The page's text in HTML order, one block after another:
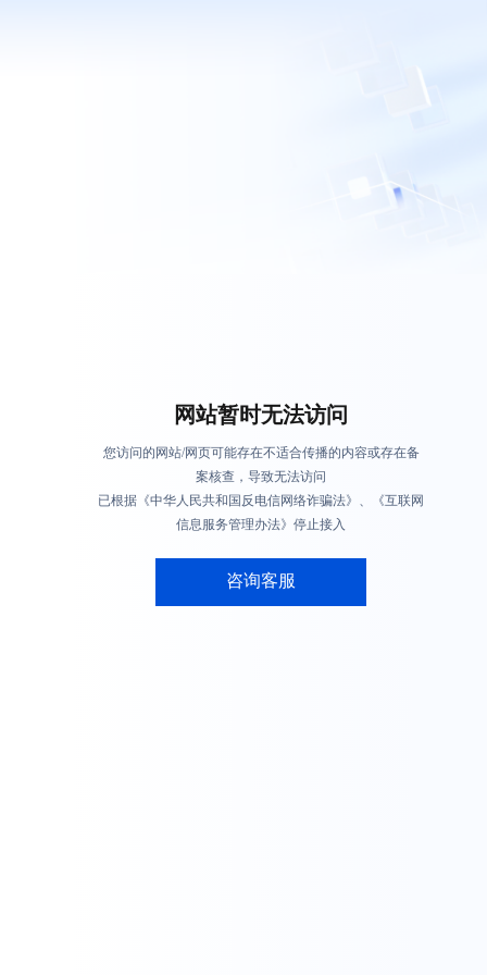
网站暂时无法访问
您访问的网站/网页可能存在不适合传播的内容或存在备
案核查，导致无法访问
已根据《中华人民共和国反电信网络诈骗法》、《互联网
信息服务管理办法》停止接入
咨询客服